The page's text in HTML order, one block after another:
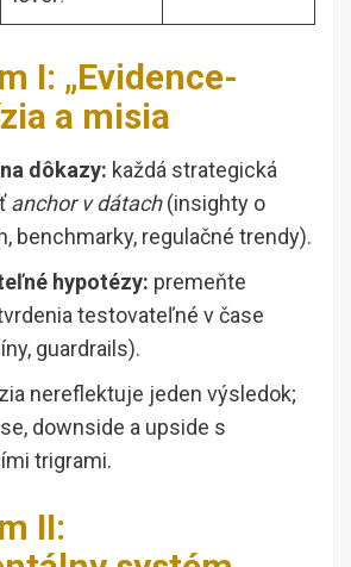
I: „Evidence-
a misia
dôkazy: každá strategická
anchor v dátach(insighty o
benchmarky, regulačné trendy).
hypotézy: premeňte
testovateľné v čase
guardrails).
nereflektuje jeden výsledok;
downside a upside s
trigrami.
II: